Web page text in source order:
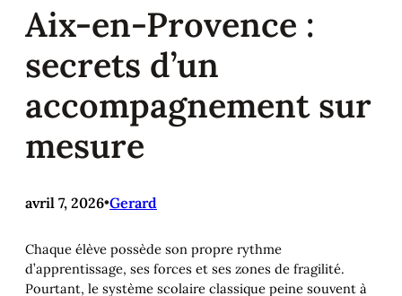
Aix-en-Provence :
secrets d’un
accompagnement sur
mesure
avril 7, 2026•Gerard
Chaque élève possède son propre rythme
d’apprentissage, ses forces et ses zones de fragilité.
Pourtant, le système scolaire classique peine souvent à